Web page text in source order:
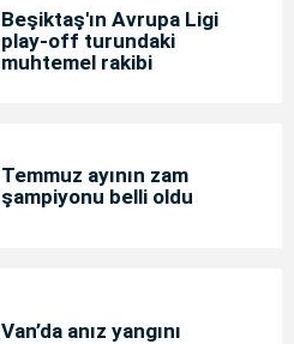
Beşiktaş'ın Avrupa Ligi
play-off turundaki
muhtemel rakibi
Temmuz ayının zam
şampiyonu belli oldu
Van’da anız yangını